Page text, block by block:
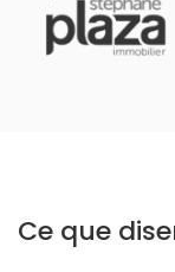
Ce que